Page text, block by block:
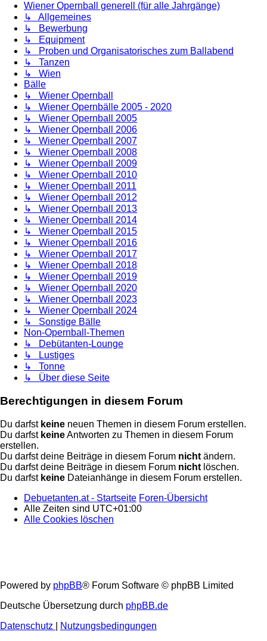
Wiener Opernball generell (für alle Jahrgänge)
↳ Allgemeines
↳ Bewerbung
↳ Equipment
↳ Proben und Organisatorisches zum Ballabend
↳ Tanzen
↳ Wien
Bälle
↳ Wiener Opernball
↳ Wiener Opernbälle 2005 - 2020
↳ Wiener Opernball 2005
↳ Wiener Opernball 2006
↳ Wiener Opernball 2007
↳ Wiener Opernball 2008
↳ Wiener Opernball 2009
↳ Wiener Opernball 2010
↳ Wiener Opernball 2011
↳ Wiener Opernball 2012
↳ Wiener Opernball 2013
↳ Wiener Opernball 2014
↳ Wiener Opernball 2015
↳ Wiener Opernball 2016
↳ Wiener Opernball 2017
↳ Wiener Opernball 2018
↳ Wiener Opernball 2019
↳ Wiener Opernball 2020
↳ Wiener Opernball 2023
↳ Wiener Opernball 2024
↳ Sonstige Bälle
Non-Opernball-Themen
↳ Debütanten-Lounge
↳ Lustiges
↳ Tonne
↳ Über diese Seite
Berechtigungen in diesem Forum
Du darfst keine neuen Themen in diesem Forum erstellen.
Du darfst keineAntworten zu Themen in diesem Forum
erstellen.
Du darfst deine Beiträge in diesem Forum nicht ändern.
Du darfst deine Beiträge in diesem Forum nicht löschen.
Du darfst keine Dateianhänge in diesem Forum erstellen.
Debuetanten.at - Startseite Foren-Übersicht
Alle Zeiten sind UTC+01:00
Alle Cookies löschen
Powered by phpBB® Forum Software © phpBB Limited
Deutsche Übersetzung durch phpBB.de
Datenschutz
Nutzungsbedingungen